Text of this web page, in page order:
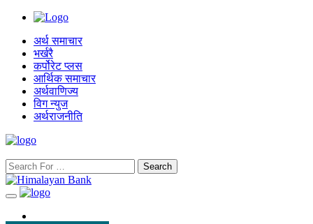
अर्थ समाचार
भर्खरै
कर्पोरेट प्लस
आर्थिक समाचार
अर्थवाणिज्य
विग न्युज
अर्थराजनीति
Search